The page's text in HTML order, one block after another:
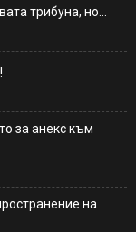
трибуна, но…
за анекс към
на